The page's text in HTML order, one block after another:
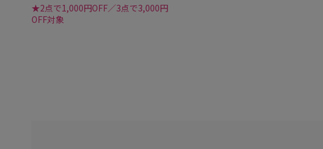
★2点で1,000円OFF／3点で3,000円
OFF対象